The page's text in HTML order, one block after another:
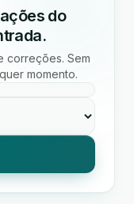
do
correções. Sem
momento.